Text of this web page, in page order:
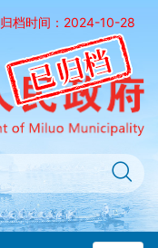
归档时间：2024-10-28